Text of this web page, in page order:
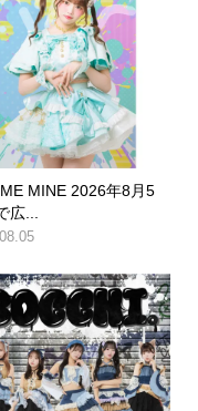
MINE 2026年8月5
広...